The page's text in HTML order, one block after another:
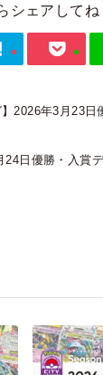
シェアしてね
】2026年3月23日
24日優勝・入賞